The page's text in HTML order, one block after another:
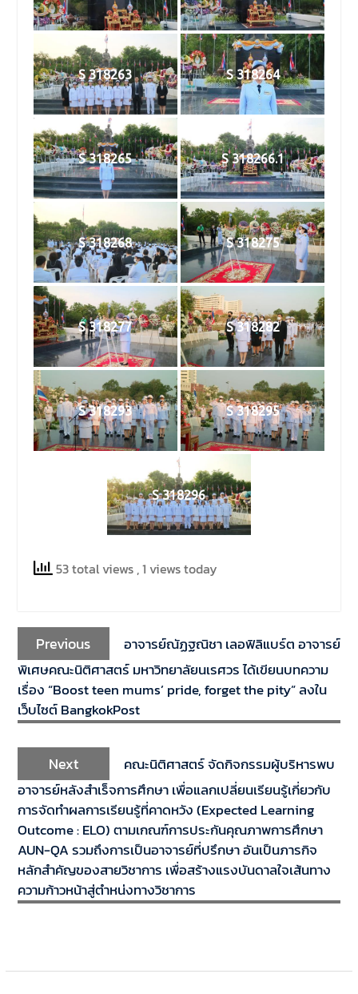
S 318263 S 318264
S 318265 S 318266.1
S 318268 S 318275
S 318277 S 318282
S 318293 S 318295
S 318296
53 total views , 1 views today
Previous
อาจารย์ณัฏฐณิชา เลอฟิลิแบร์ต อาจารย์
พิเศษคณะนิติศาสตร์ มหาวิทยาลัยนเรศวร ได้เขียนบทความ
เรื่อง “Boost teen mums’ pride, forget the pity” ลงใน
เว็บไซต์ BangkokPost
Next
คณะนิติศาสตร์ จัดกิจกรรมผู้บริหารพบ
อาจารย์หลังสำเร็จการศึกษา เพื่อแลกเปลี่ยนเรียนรู้เกี่ยวกับ
การจัดทำผลการเรียนรู้ที่คาดหวัง (Expected Learning
Outcome : ELO) ตามเกณฑ์การประกันคุณภาพการศึกษา
AUN-QA รวมถึงการเป็นอาจารย์ที่ปรึกษา อันเป็นภารกิจ
หลักสำคัญของสายวิชาการ เพื่อสร้างแรงบันดาลใจเส้นทาง
ความก้าวหน้าสู่ตำหน่งทางวิชาการ